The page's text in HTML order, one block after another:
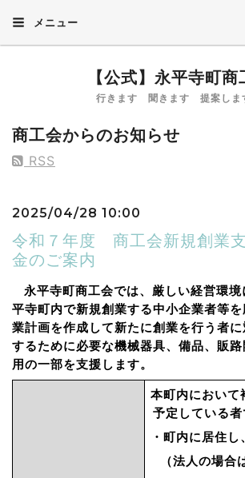
メニュー
【公式】永平寺町商
行きます 聞きます 提案しま
商工会からのお知らせ
RSS
2025/04/28 10:00
令和７年度 商工会新規創業
金のご案内
永平寺町商工会では、厳しい経営環
平寺町内で新規創業する中小企業者等
業計画を作成して新たに創業を行う者
するために必要な機械器具、備品、販
用の一部を支援します。
本町内において
予定している
・町内に居住
（法人の場